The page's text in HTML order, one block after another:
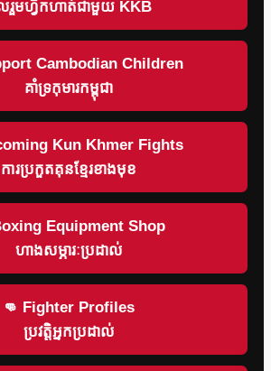
រួមហ្វឹកហាត់ជាមួយ KKB
Cambodian Children
គាំទ្រកុមារកម្ពុជា
Kun Khmer Fights
ការប្រកួតគុនខ្មែរខាងមុខ
Equipment Shop
ហាងសម្ភារៈប្រដាល់
👊 Fighter Profiles
ប្រវត្តិអ្នកប្រដាល់